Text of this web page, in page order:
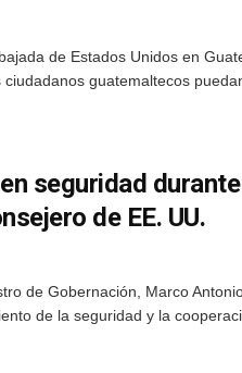
de Estados Unidos en
guatemaltecos
seguridad
de EE. UU.
de Gobernación, Marco
de la seguridad y la